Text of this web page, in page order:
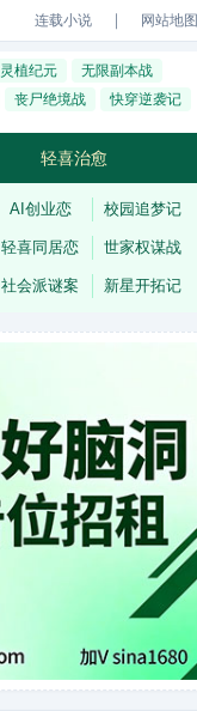
连载小说 ｜ 网站地图
灵植纪元
无限副本战
丧尸绝境战 快穿逆袭记
轻喜治愈
AI创业恋 校园追梦记
轻喜同居恋 世家权谋战
社会派谜案 新星开拓记